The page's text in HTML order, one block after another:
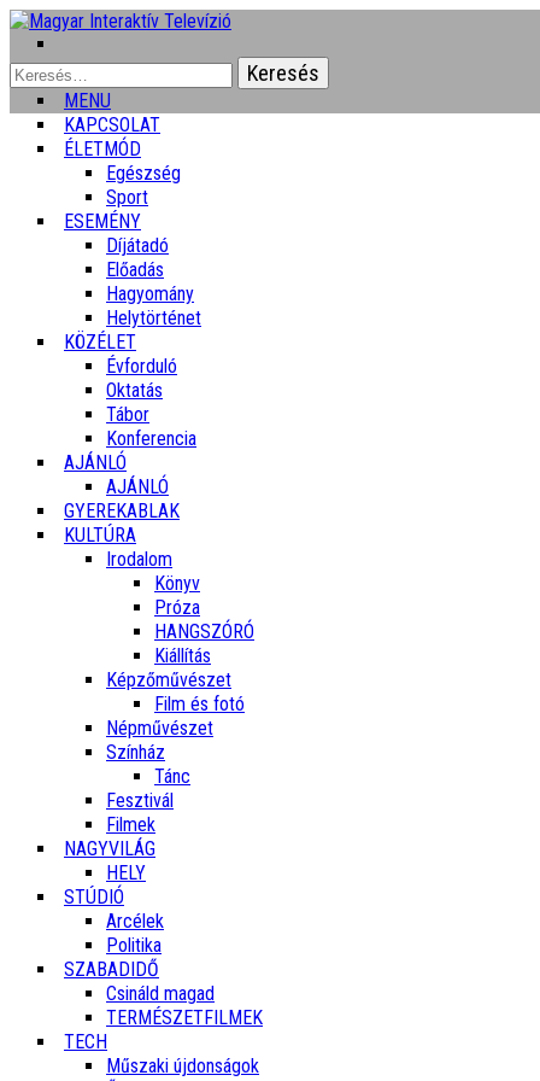
Keresés:
MENU
KAPCSOLAT
ÉLETMÓD
Egészség
Sport
ESEMÉNY
Díjátadó
Előadás
Hagyomány
Helytörténet
KÖZÉLET
Évforduló
Oktatás
Tábor
Konferencia
AJÁNLÓ
AJÁNLÓ
GYEREKABLAK
KULTÚRA
Irodalom
Könyv
Próza
HANGSZÓRÓ
Kiállítás
Képzőművészet
Film és fotó
Népművészet
Színház
Tánc
Fesztivál
Filmek
NAGYVILÁG
HELY
STÚDIÓ
Arcélek
Politika
SZABADIDŐ
Csináld magad
TERMÉSZETFILMEK
TECH
Műszaki újdonságok